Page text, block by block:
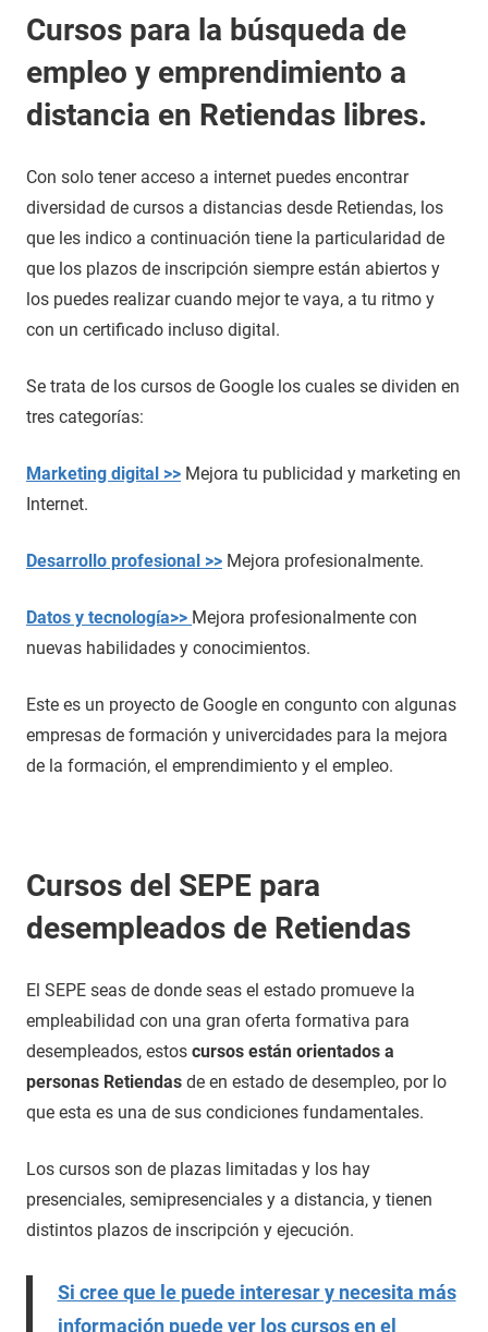
Cursos para la búsqueda de
empleo y emprendimiento a
distancia en Retiendas libres.
Con solo tener acceso a internet puedes encontrar
diversidad de cursos a distancias desde Retiendas, los
que les indico a continuación tiene la particularidad de
que los plazos de inscripción siempre están abiertos y
los puedes realizar cuando mejor te vaya, a tu ritmo y
con un certificado incluso digital.
Se trata de los cursos de Google los cuales se dividen en
tres categorías:
Marketing digital >> Mejora tu publicidad y marketing en
Internet.
Desarrollo profesional >> Mejora profesionalmente.
Datos y tecnología>> Mejora profesionalmente con
nuevas habilidades y conocimientos.
Este es un proyecto de Google en congunto con algunas
empresas de formación y univercidades para la mejora
de la formación, el emprendimiento y el empleo.
Cursos del SEPE para
desempleados de Retiendas
El SEPE seas de donde seas el estado promueve la
empleabilidad con una gran oferta formativa para
desempleados, estos cursos están orientados a
personas Retiendas de en estado de desempleo, por lo
que esta es una de sus condiciones fundamentales.
Los cursos son de plazas limitadas y los hay
presenciales, semipresenciales y a distancia, y tienen
distintos plazos de inscripción y ejecución.
Si cree que le puede interesar y necesita más
información puede ver los cursos en el